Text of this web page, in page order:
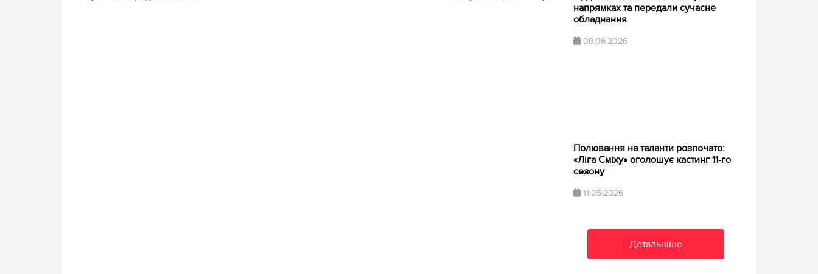
напрямках та передали сучасне
обладнання
08.06.2026
Полювання на таланти розпочато:
«Ліга Сміху» оголошує кастинг 11-го
сезону
11.05.2026
Детальніше